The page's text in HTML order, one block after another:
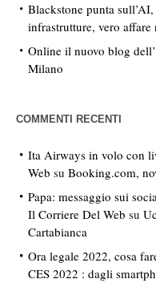
Blackstone punta
infrastrutture, vero affare
Online il nuovo blog
Milano
COMMENTI RECENTI
Ita Airways in volo con
Web su Booking.com,
Papa: messaggio sui
Il Corriere Del Web su
Cartabianca
Ora legale 2022, cosa
CES 2022 : dagli